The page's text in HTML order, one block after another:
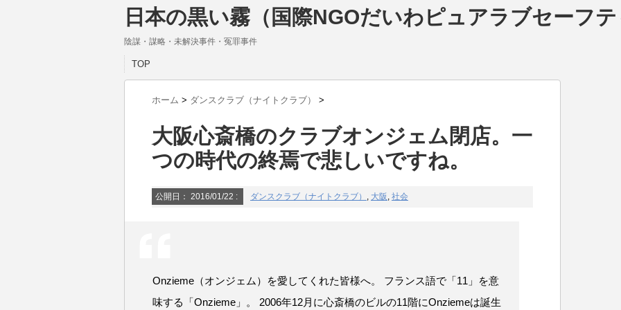
日本の黒い霧（国際NGOだいわピュアラブセーフテ
陰謀・謀略・未解決事件・冤罪事件
TOP
ホーム > ダンスクラブ（ナイトクラブ） >
大阪心斎橋のクラブオンジェム閉店。一
つの時代の終焉で悲しいですね。
公開日： 2016/01/22 : ダンスクラブ（ナイトクラブ） , 大阪 , 社会
Onzieme（オンジェム）を愛してくれた皆様へ。 フランス語で「11」を意
味する「Onzieme」。 2006年12月に心斎橋のビルの11階にOnziemeは誕生